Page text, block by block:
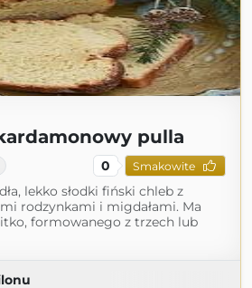
pulla
0 Smakowite
lekko słodki fiński chleb z
rodzynkami i migdałami. Ma
formowanego z trzech lub